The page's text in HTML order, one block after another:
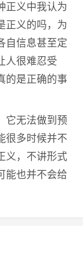
正义中我认为
正义的吗，为
自信息甚至定
人很难忍受
的是正确的事
它无法做到预
很多时候并不
义，不讲形式
能也并不会给